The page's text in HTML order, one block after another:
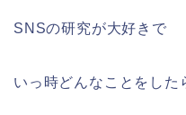
SNSの研究が大好きで
いっ時どんなことをした